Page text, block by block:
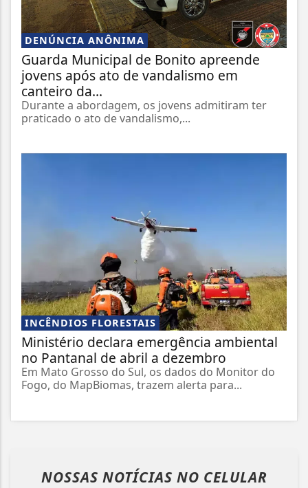
DENÚNCIA ANÔNIMA
Guarda Municipal de Bonito apreende
jovens após ato de vandalismo em
canteiro da...
Durante a abordagem, os jovens admitiram ter
praticado o ato de vandalismo,...
INCÊNDIOS FLORESTAIS
Ministério declara emergência ambiental
no Pantanal de abril a dezembro
Em Mato Grosso do Sul, os dados do Monitor do
Fogo, do MapBiomas, trazem alerta para...
NOSSAS NOTÍCIAS NO CELULAR